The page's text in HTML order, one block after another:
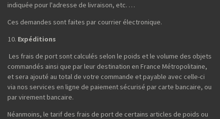
indiquée pour l'adresse de livraison, etc. …
Ces demandes sont faites par courrier électronique.
Expéditions
Les frais de port sont calculés selon le poids et le volume des objets
commandés ainsi que par leur destination en France Métropolitaine,
et sera ajouté au total de votre commande et payable avec celle-ci
via nos services en ligne de paiement sécurisé par carte bancaire, ou
par virement bancaire.
Néanmoins, le tarif des frais de port de certains articles de poids ou